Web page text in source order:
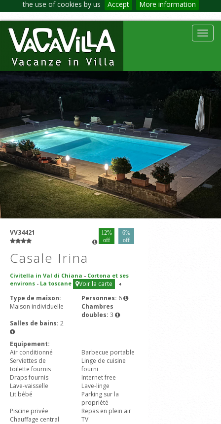
the use of cookies by us Accept More information
VV34421
12%
off
6%
off
Casale Irina
Civitella in Val di Chiana - Cortona et ses
environs - La toscane Voir la carte 4
Type de maison:
Maison individuelle
Personnes: 6
Chambres
doubles: 3
Salles de bains: 2
Equipement:
Air conditionné
Barbecue portable
Serviettes de
toilette fournis
Linge de cuisine
fourni
Draps fournis
Internet free
Lave-vaisselle
Lave-linge
Lit bébé
Parking sur la
propriété
Piscine privée
Repas en plein air
Chauffage central
TV